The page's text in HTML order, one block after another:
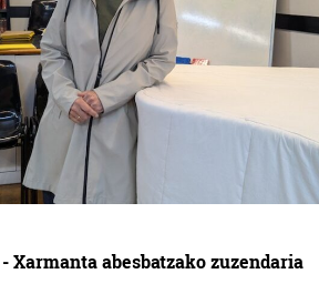
Xarmanta abesbatzako zuzendaria